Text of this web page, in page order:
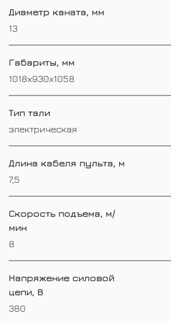
Диаметр каната, мм
13
Габариты, мм
1018х930х1058
Тип тали
электрическая
Длина кабеля пульта, м
7,5
Скорость подъема, м/
мин
8
Напряжение силовой
цепи, В
380